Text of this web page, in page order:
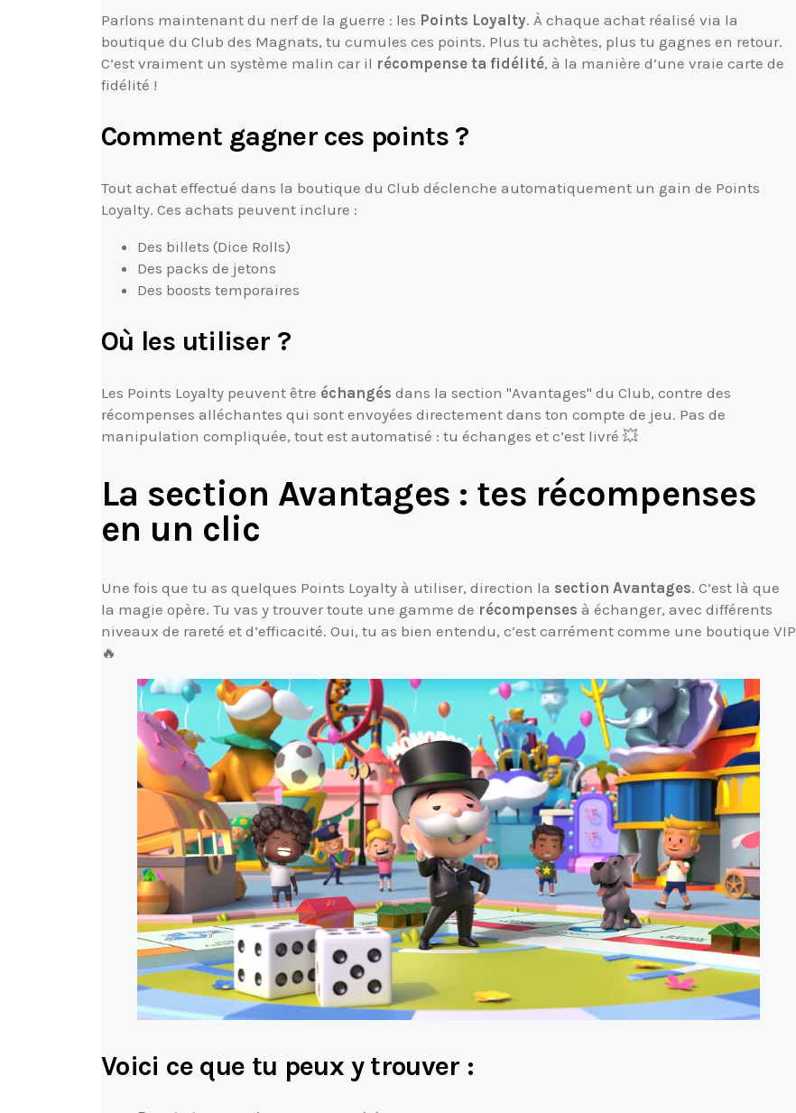
Parlons maintenant du nerf de la guerre : les Points Loyalty. À chaque achat réalisé via la
boutique du Club des Magnats, tu cumules ces points. Plus tu achètes, plus tu gagnes en retour.
C’est vraiment un système malin car il récompense ta fidélité, à la manière d’une vraie carte de
fidélité !
Comment gagner ces points ?
Tout achat effectué dans la boutique du Club déclenche automatiquement un gain de Points
Loyalty. Ces achats peuvent inclure :
Des billets (Dice Rolls)
Des packs de jetons
Des boosts temporaires
Où les utiliser ?
Les Points Loyalty peuvent être échangés dans la section "Avantages" du Club, contre des
récompenses alléchantes qui sont envoyées directement dans ton compte de jeu. Pas de
manipulation compliquée, tout est automatisé : tu échanges et c’est livré 💥
La section Avantages : tes récompenses
en un clic
Une fois que tu as quelques Points Loyalty à utiliser, direction la section Avantages. C’est là que
la magie opère. Tu vas y trouver toute une gamme de récompenses à échanger, avec différents
niveaux de rareté et d’efficacité. Oui, tu as bien entendu, c’est carrément comme une boutique VIP
🔥
Voici ce que tu peux y trouver :